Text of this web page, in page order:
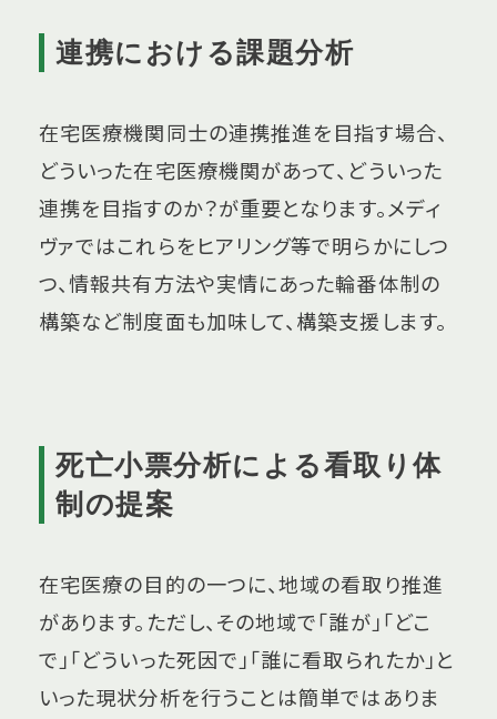
連携における課題分析
在宅医療機関同士の連携推進を目指す場合、
どういった在宅医療機関があって、どういった
連携を目指すのか？が重要となります。メディ
ヴァではこれらをヒアリング等で明らかにしつ
つ、情報共有方法や実情にあった輪番体制の
構築など制度面も加味して、構築支援します。
死亡小票分析による看取り体
制の提案
在宅医療の目的の一つに、地域の看取り推進
があります。ただし、その地域で「誰が」「どこ
で」「どういった死因で」「誰に看取られたか」と
いった現状分析を行うことは簡単ではありま